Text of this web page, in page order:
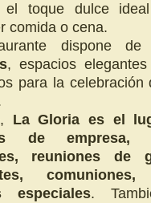
el toque dulce
comida o cena.
dispone de
, espacios
para la celebración
La Gloria es el
de empresa,
reuniones de
especiales.